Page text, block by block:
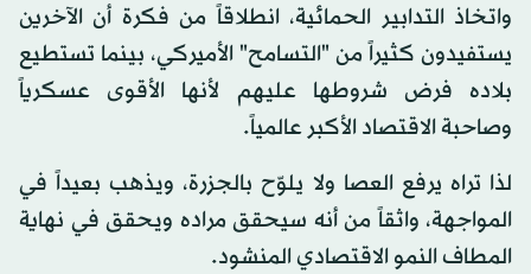
واتخاذ التدابير الحمائية، انطلاقاً من فكرة أن الآخرين
يستفيدون كثيراً من "التسامح" الأميركي، بينما تستطيع
بلاده فرض شروطها عليهم لأنها الأقوى عسكرياً
وصاحبة الاقتصاد الأكبر عالمياً.
لذا تراه يرفع العصا ولا يلوّح بالجزرة، ويذهب بعيداً في
المواجهة، واثقاً من أنه سيحقق مراده ويحقق في نهاية
المطاف النمو الاقتصادي المنشود.